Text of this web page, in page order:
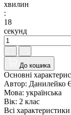
хвилин
:
17
секунд
До кошика
Основні
Автор: Данилейко
Мова: українська
Вік: 2 клас
Всі характеристики